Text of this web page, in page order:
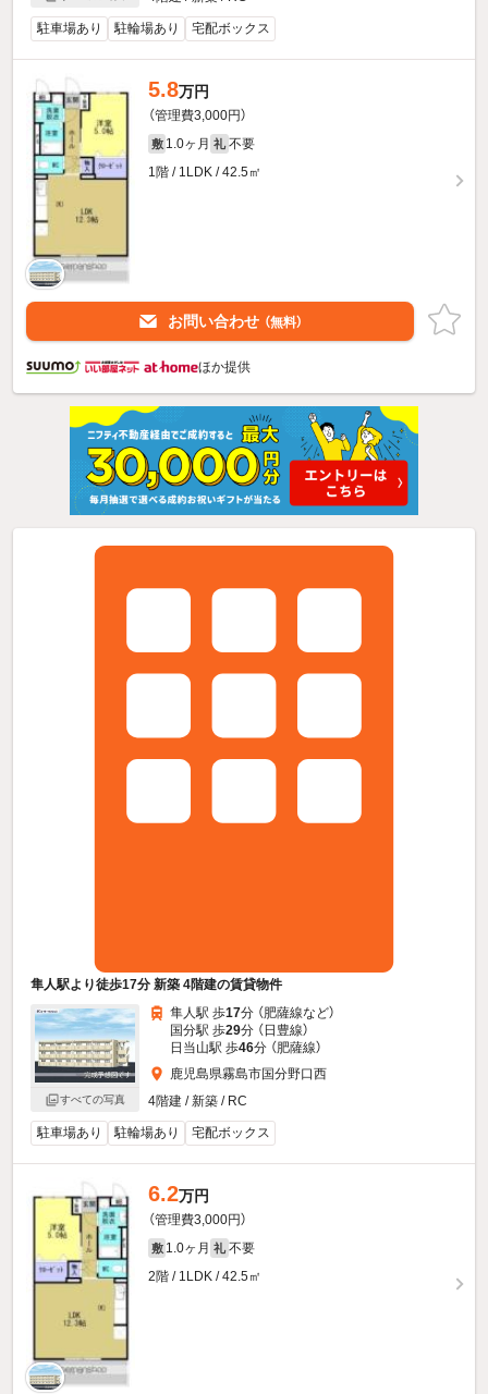
駐車場あり 駐輪場あり 宅配ボックス
5.8万円
（管理費3,000円）
敷 1.0ヶ月 礼 不要
1階 / 1LDK / 42.5㎡
お問い合わせ （無料）
ほか提供
隼人駅より徒歩17分 新築 4階建の賃貸物件
すべての写真
隼人駅 歩17分 （肥薩線など）
国分駅 歩29分 （日豊線）
日当山駅 歩46分 （肥薩線）
鹿児島県霧島市国分野口西
4階建 / 新築 / RC
駐車場あり 駐輪場あり 宅配ボックス
6.2万円
（管理費3,000円）
敷 1.0ヶ月 礼 不要
2階 / 1LDK / 42.5㎡